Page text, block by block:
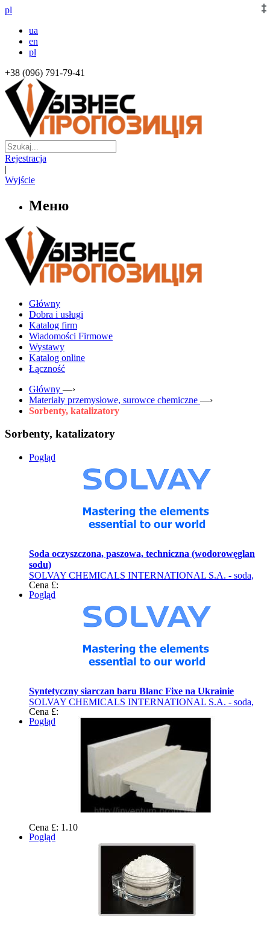
pl
ua
en
pl
+38 (096) 791-79-41
Rejestracja
|
Wyjście
Меню
Główny
Dobra i usługi
Katalog firm
Wiadomości Firmowe
Wystawy
Katalog online
Łączność
Główny —›
Materiały przemysłowe, surowce chemiczne —›
Sorbenty, katalizatory
Sorbenty, katalizatory
Pogląd
Soda oczyszczona, paszowa, techniczna (wodorowęglan
sodu)
SOLVAY CHEMICALS INTERNATIONAL S.A. - soda,
siarczan baru (produkty chemiczne)
Cena £:
Pogląd
Syntetyczny siarczan baru Blanc Fixe na Ukrainie
SOLVAY CHEMICALS INTERNATIONAL S.A. - soda,
siarczan baru (produkty chemiczne)
Cena £:
Pogląd
Cena £: 1.10
Pogląd